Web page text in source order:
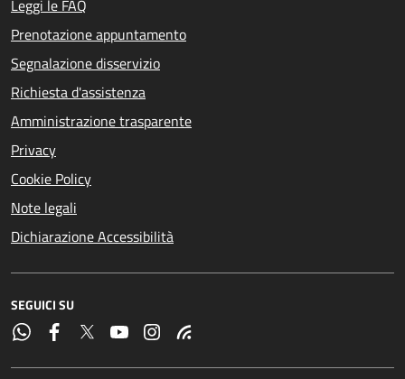
Leggi le FAQ
Prenotazione appuntamento
Segnalazione disservizio
Richiesta d'assistenza
Amministrazione trasparente
Privacy
Cookie Policy
Note legali
Dichiarazione Accessibilità
SEGUICI SU